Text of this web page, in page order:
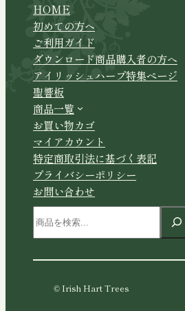
HOME
初めての方へ
ご利用ガイド
ダウンロード商品購入者の方へ
アイリッシュハープ特集ページ
聖響板
商品一覧
お買い物カゴ
マイアカウント
特定商取引法に基づく表記
プライバシーポリシー
お問い合わせ
索
© Irish Hart Trees